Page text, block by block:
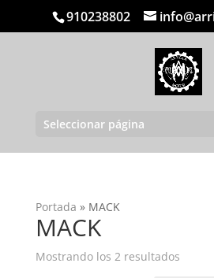
910238802
Seleccionar página
Portada » MACK
MACK
Mostrando los 2 resultados